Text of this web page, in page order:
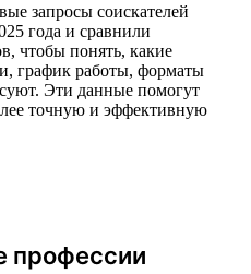
запросы соискателей
года и сравнили
чтобы понять, какие
график работы, форматы
Эти данные помогут
точную и эффективную
профессии